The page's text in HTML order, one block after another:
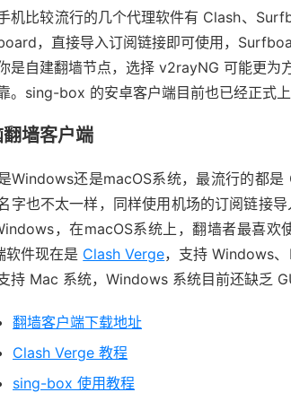
机比较流行的几个代理软件有 Clash、
，直接导入订阅链接即可使用，
是自建翻墙节点，选择 v2rayNG 可能更
。sing-box 的安卓客户端目前也已经正式
翻墙客户端
Windows还是macOS系统，最流行的都是
字也不太一样，同样使用机场的订阅链接
，在macOS系统上，翻墙者最喜欢
软件现在是 Clash Verge，支持 Windows
持 Mac 系统，Windows 系统目前还缺乏
翻墙客户端下载地址
Clash Verge 教程
sing-box 使用教程